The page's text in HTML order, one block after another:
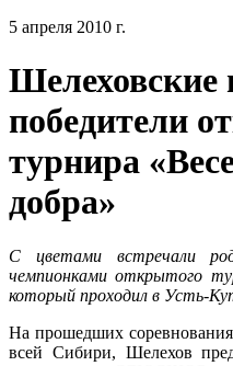
5 апреля 2010 г.
Шелеховские
победители
турнира
добра»
С цветами встречали
чемпионками открытого
который проходил в Усть-
На прошедших
всей Сибири, Шелехов